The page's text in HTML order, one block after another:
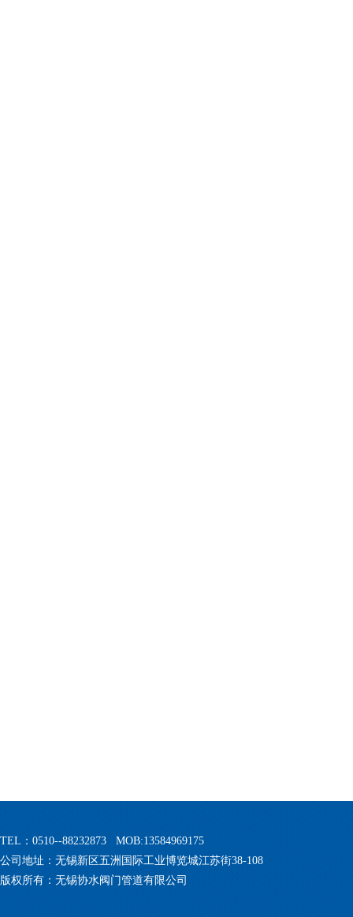
TEL：0510--88232873 MOB:13584969175
公司地址：无锡新区五洲国际工业博览城江苏街38-108
版权所有：无锡协水阀门管道有限公司